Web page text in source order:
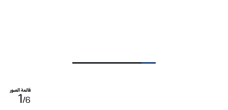
قائمة الصور
1/6